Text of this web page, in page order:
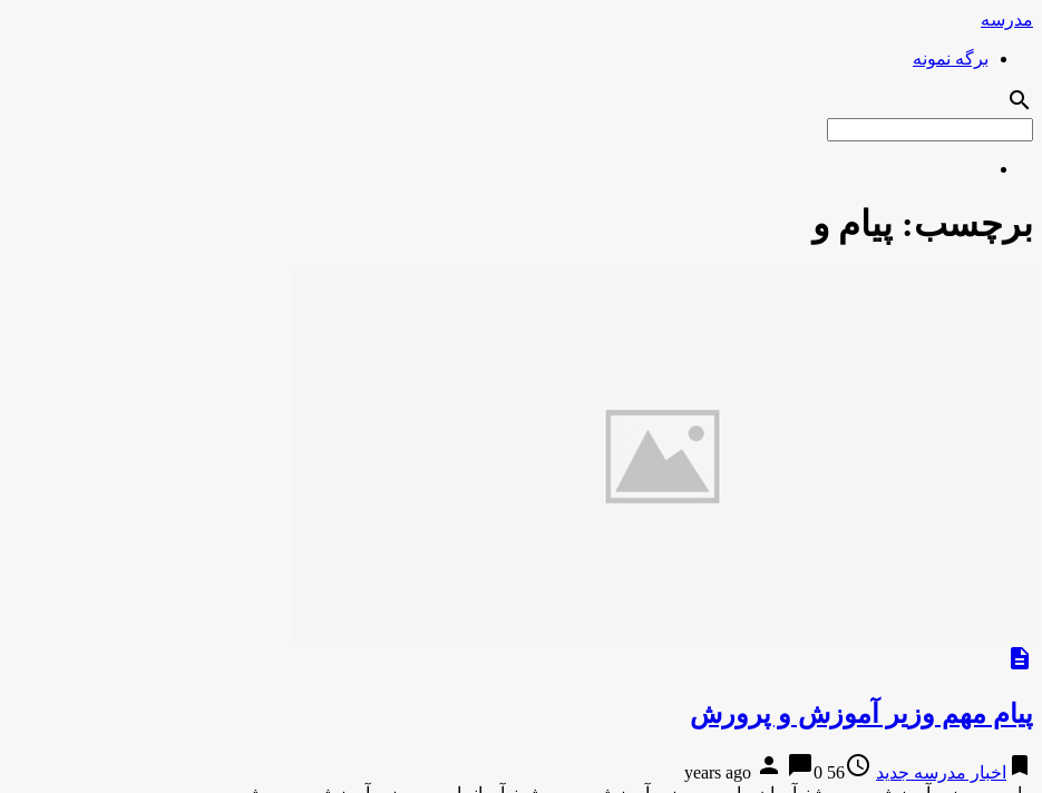
مدرسه
برگه نمونه
search
برچسب: پیام و
description
پیام مهم وزیر آموزش و پرورش
bookmark اخبار مدرسه جدید access_time
56 years ago
person chat_bubble0